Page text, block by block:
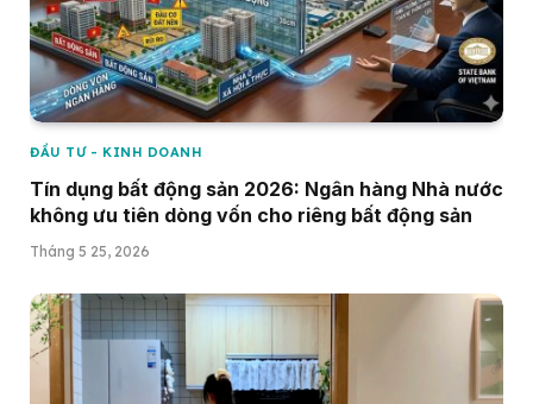
ĐẦU TƯ - KINH DOANH
Tín dụng bất động sản 2026: Ngân hàng Nhà nước
không ưu tiên dòng vốn cho riêng bất động sản
Tháng 5 25, 2026